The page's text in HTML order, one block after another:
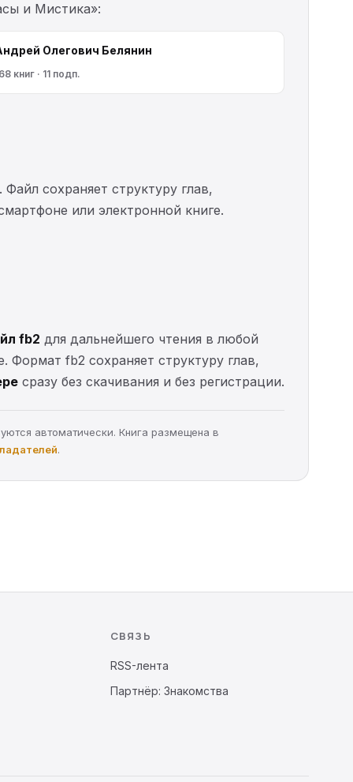
и Мистика»:
Олегович Белянин
книг · 11 подп.
сохраняет структуру глав,
или электронной книге.
fb2 для дальнейшего чтения в любой
Формат fb2 сохраняет структуру глав,
сразу без скачивания и без регистрации.
автоматически. Книга размещена в
.
СВЯЗЬ
RSS-лента
Партнёр: Знакомства